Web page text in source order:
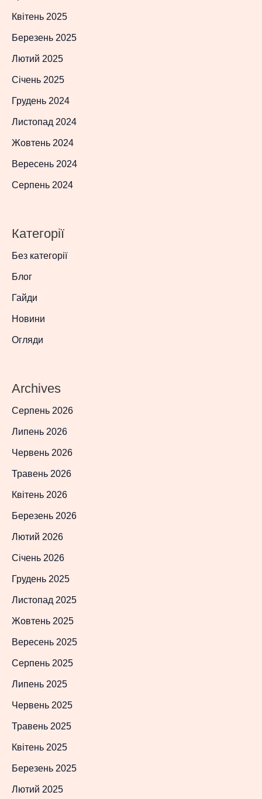
Квітень 2025
Березень 2025
Лютий 2025
Січень 2025
Грудень 2024
Листопад 2024
Жовтень 2024
Вересень 2024
Серпень 2024
Категорії
Без категорії
Блог
Гайди
Новини
Огляди
Archives
Серпень 2026
Липень 2026
Червень 2026
Травень 2026
Квітень 2026
Березень 2026
Лютий 2026
Січень 2026
Грудень 2025
Листопад 2025
Жовтень 2025
Вересень 2025
Серпень 2025
Липень 2025
Червень 2025
Травень 2025
Квітень 2025
Березень 2025
Лютий 2025